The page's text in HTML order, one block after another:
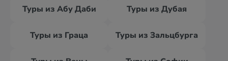
Туры из Абу Даби Туры из Дубая
Туры из Граца Туры из Зальцбурга